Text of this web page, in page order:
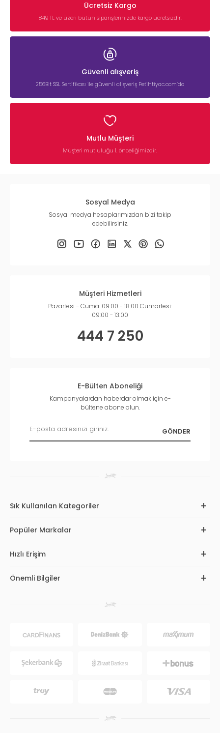
Ücretsiz Kargo
849 TL ve üzeri bütün siparişlerinizde kargo ücretsizdir.
Güvenli alışveriş
256Bit SSL Sertifikası ile güvenli alışveriş Petihtiyac.com’da
Mutlu Müşteri
Müşteri mutluluğu 1. önceliğimizdir.
Sosyal Medya
Sosyal medya hesaplarımızdan bizi takip
edebilirsiniz.
Müşteri Hizmetleri
Pazartesi - Cuma: 09:00 - 18:00 Cumartesi:
09:00 - 13:00
444 7 250
E-Bülten Aboneliği
Kampanyalardan haberdar olmak için e-
bültene abone olun.
Sık Kullanılan Kategoriler
Popüler Markalar
Hızlı Erişim
Önemli Bilgiler